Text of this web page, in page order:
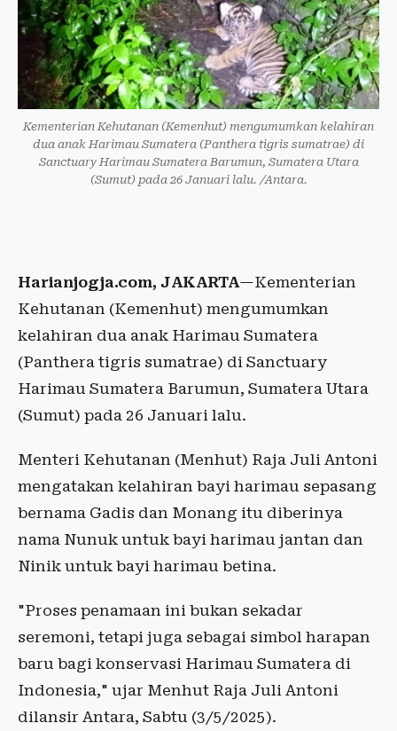
Kementerian Kehutanan (Kemenhut) mengumumkan kelahiran
dua anak Harimau Sumatera (Panthera tigris sumatrae) di
Sanctuary Harimau Sumatera Barumun, Sumatera Utara
(Sumut) pada 26 Januari lalu. /Antara.
Harianjogja.com, JAKARTA—Kementerian
Kehutanan (Kemenhut) mengumumkan
kelahiran dua anak Harimau Sumatera
(Panthera tigris sumatrae) di Sanctuary
Harimau Sumatera Barumun, Sumatera Utara
(Sumut) pada 26 Januari lalu.
Menteri Kehutanan (Menhut) Raja Juli Antoni
mengatakan kelahiran bayi harimau sepasang
bernama Gadis dan Monang itu diberinya
nama Nunuk untuk bayi harimau jantan dan
Ninik untuk bayi harimau betina.
"Proses penamaan ini bukan sekadar
seremoni, tetapi juga sebagai simbol harapan
baru bagi konservasi Harimau Sumatera di
Indonesia," ujar Menhut Raja Juli Antoni
dilansir Antara, Sabtu (3/5/2025).